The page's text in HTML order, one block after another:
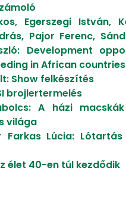
Egerszegi István,
Pajor Ferenc,
Development
in African countries
Show felkészítés
brojlertermelés
A házi
világa
Farkas Lúcia:
élet 40-en túl kezdődik